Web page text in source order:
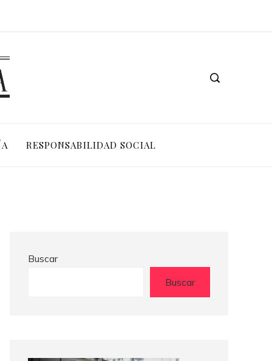
RESPONSABILIDAD SOCIAL
Buscar
Buscar